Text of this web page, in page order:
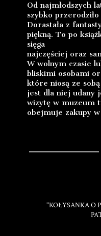
Od najmłodszych
szybko przerodziło
Dorastała z
piękną. To po
sięga
najczęściej oraz
W wolnym czasie
bliskimi osobami
które niosą ze
jest dla niej udany
wizytę w muzeum
obejmuje zakupy
"KOŁYSANKA O